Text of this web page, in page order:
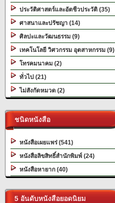
ประวัติศาสตร์และอัตชีวประวัติ (35)
ศาสนาและปรัชญา (14)
ศิลปะและวัฒนธรรม (9)
เทคโนโลยี วิศวกรรม อุตสาหกรรม (9)
โทรคมนาคม (2)
ทั่วไป (21)
ไม่สังกัดหมวด (2)
ชนิดหนังสือ
หนังสือเผยแพร่ (541)
หนังสือลิขสิทธิ์สำนักพิมพ์ (24)
หนังสือหายาก (40)
5 อันดับหนังสือยอดนิยม